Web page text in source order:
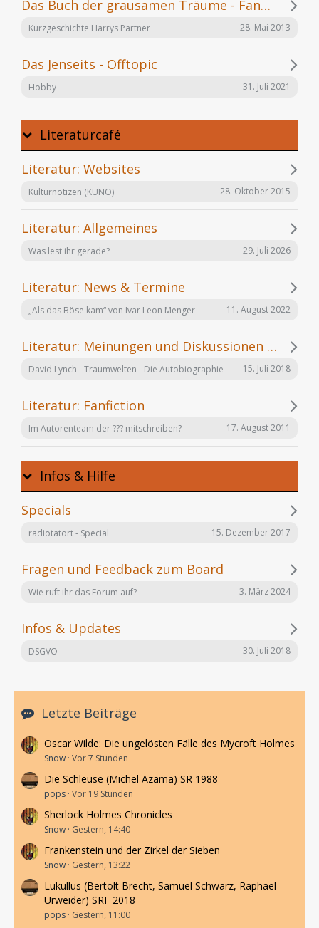
Das Buch der grausamen Träume - Fanfiction
Kurzgeschichte Harrys Partner 28. Mai 2013
Das Jenseits - Offtopic
Hobby 31. Juli 2021
Literaturcafé
Literatur: Websites
Kulturnotizen (KUNO) 28. Oktober 2015
Literatur: Allgemeines
Was lest ihr gerade? 29. Juli 2026
Literatur: News & Termine
„Als das Böse kam“ von Ivar Leon Menger 11. August 2022
Literatur: Meinungen und Diskussionen zu einzelnen Büchern
David Lynch - Traumwelten - Die Autobiographie 15. Juli 2018
Literatur: Fanfiction
Im Autorenteam der ??? mitschreiben? 17. August 2011
Infos & Hilfe
Specials
radiotatort - Special 15. Dezember 2017
Fragen und Feedback zum Board
Wie ruft ihr das Forum auf? 3. März 2024
Infos & Updates
DSGVO 30. Juli 2018
Letzte Beiträge
Oscar Wilde: Die ungelösten Fälle des Mycroft Holmes
Snow Vor 7 Stunden
Die Schleuse (Michel Azama) SR 1988
pops Vor 19 Stunden
Sherlock Holmes Chronicles
Snow Gestern, 14:40
Frankenstein und der Zirkel der Sieben
Snow Gestern, 13:22
Lukullus (Bertolt Brecht, Samuel Schwarz, Raphael
Urweider) SRF 2018
pops Gestern, 11:00